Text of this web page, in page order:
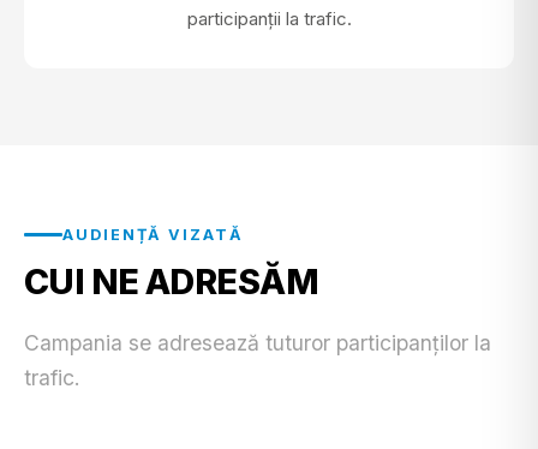
participanții la trafic.
AUDIENȚĂ VIZATĂ
CUI NE ADRESĂM
Campania se adresează tuturor participanților la
trafic.